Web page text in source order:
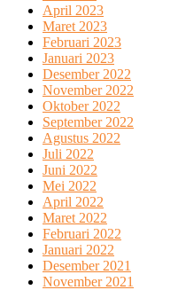
April 2023
Maret 2023
Februari 2023
Januari 2023
Desember 2022
November 2022
Oktober 2022
September 2022
Agustus 2022
Juli 2022
Juni 2022
Mei 2022
April 2022
Maret 2022
Februari 2022
Januari 2022
Desember 2021
November 2021